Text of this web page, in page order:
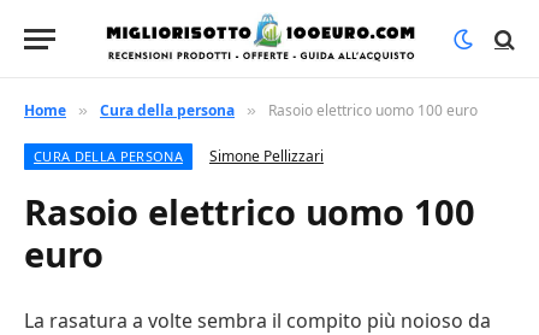
Home » Cura della persona » Rasoio elettrico uomo 100 euro
CURA DELLA PERSONA Simone Pellizzari
Rasoio elettrico uomo 100
euro
La rasatura a volte sembra il compito più noioso da